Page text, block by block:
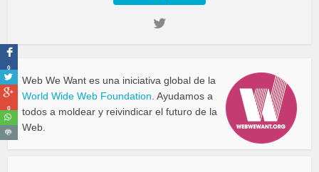
Web We Want es una iniciativa global de la
World Wide Web Foundation . Ayudamos a
todos a moldear y reivindicar el futuro de la
Web.
0
0